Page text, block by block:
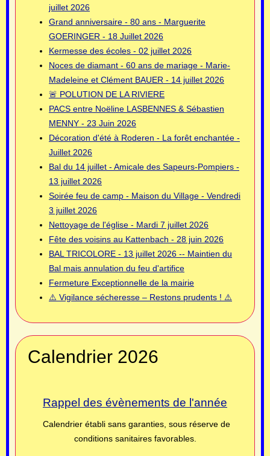
juillet 2026
Grand anniversaire - 80 ans - Marguerite
GOERINGER - 18 Juillet 2026
Kermesse des écoles - 02 juillet 2026
Noces de diamant - 60 ans de mariage - Marie-
Madeleine et Clément BAUER - 14 juillet 2026
🚨 POLUTION DE LA RIVIERE
PACS entre Noëline LASBENNES & Sébastien
MENNY - 23 Juin 2026
Décoration d'été à Roderen - La forêt enchantée -
Juillet 2026
Bal du 14 juillet - Amicale des Sapeurs-Pompiers -
13 juillet 2026
Soirée feu de camp - Maison du Village - Vendredi
3 juillet 2026
Nettoyage de l'église - Mardi 7 juillet 2026
Fête des voisins au Kattenbach - 28 juin 2026
BAL TRICOLORE - 13 juillet 2026 -- Maintien du
Bal mais annulation du feu d'artifice
Fermeture Exceptionnelle de la mairie
⚠️ Vigilance sécheresse – Restons prudents ! ⚠️
Calendrier 2026
Rappel des évènements de l'année
Calendrier établi sans garanties, sous réserve de
conditions sanitaires favorables.